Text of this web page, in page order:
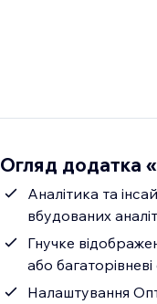
Огляд додатка
Аналітика та
вбудованих
Гнучке
або
Налаштування